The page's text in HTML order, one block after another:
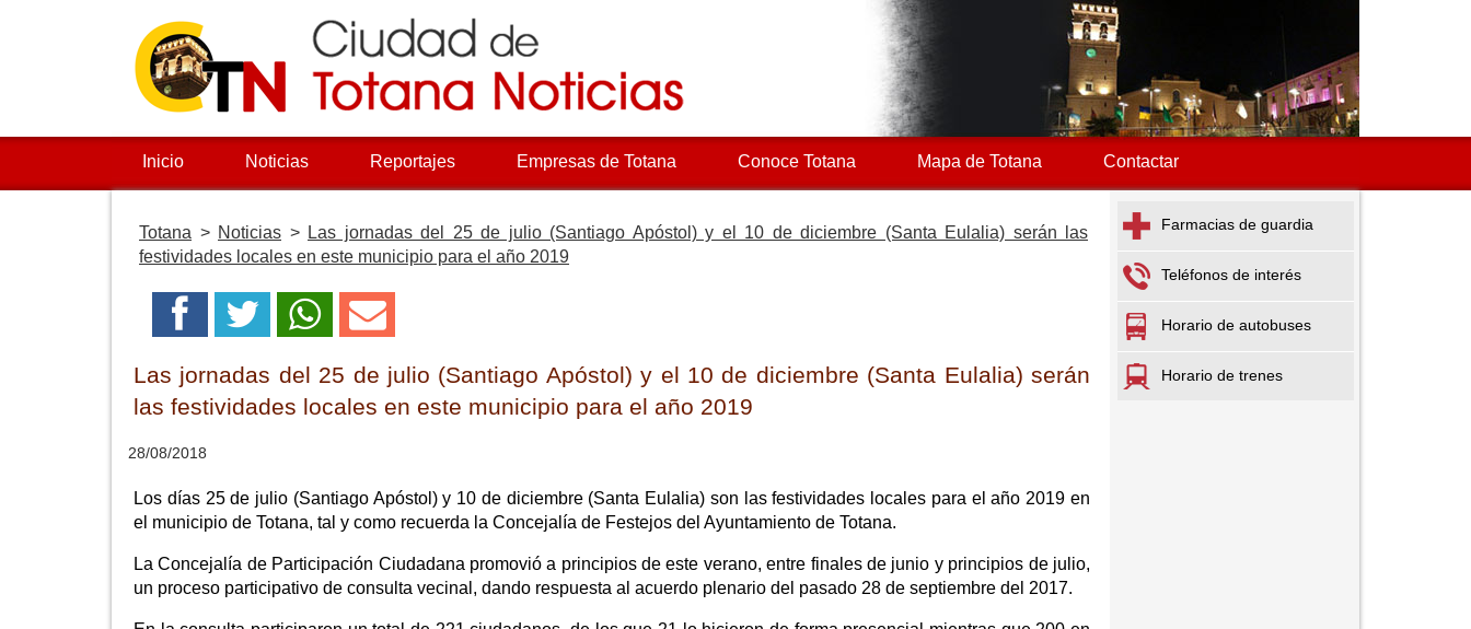
Inicio Noticias Reportajes Empresas de Totana Conoce Totana Mapa de Totana Contactar
Totana > Noticias > Las jornadas del 25 de julio (Santiago Apóstol) y el 10 de diciembre (Santa Eulalia) serán las
festividades locales en este municipio para el año 2019
Las jornadas del 25 de julio (Santiago Apóstol) y el 10 de diciembre (Santa Eulalia) serán
las festividades locales en este municipio para el año 2019
28/08/2018
Los días 25 de julio (Santiago Apóstol) y 10 de diciembre (Santa Eulalia) son las festividades locales para el año 2019 en
el municipio de Totana, tal y como recuerda la Concejalía de Festejos del Ayuntamiento de Totana.
La Concejalía de Participación Ciudadana promovió a principios de este verano, entre finales de junio y principios de julio,
un proceso participativo de consulta vecinal, dando respuesta al acuerdo plenario del pasado 28 de septiembre del 2017.
Farmacias de guardia
Teléfonos de interés
Horario de autobuses
Horario de trenes